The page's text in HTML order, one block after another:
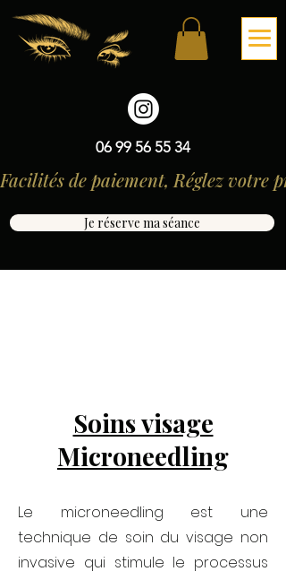
06 99 56 55 34
Facilités de paiement, Réglez votre
Je réserve ma séance
Soins visage
Microneedling
Le microneedling est une
technique de soin du visage non
invasive qui stimule le processus